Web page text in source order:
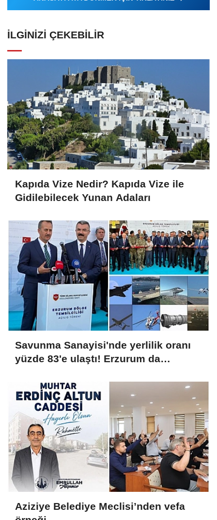
İLGINIZI ÇEKEBILIR
Kapıda Vize Nedir? Kapıda Vize ile
Gidilebilecek Yunan Adaları
Savunma Sanayisi'nde yerlilik oranı
yüzde 83'e ulaştı! Erzurum da
Aziziye Belediye Meclisi’nden vefa